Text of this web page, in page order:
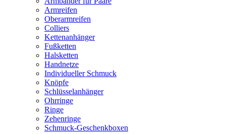
Armreifen
Oberarmreifen
Colliers
Kettenanhänger
Fußketten
Halsketten
Handnetze
Individueller Schmuck
Knöpfe
Schlüsselanhänger
Ohrringe
Ringe
Zehenringe
Schmuck-Geschenkboxen